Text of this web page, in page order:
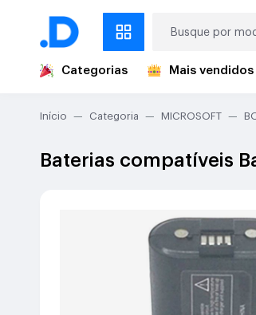
Categorias Mais vendidos
Início Categoria MICROSOFT
Baterias compatíveis